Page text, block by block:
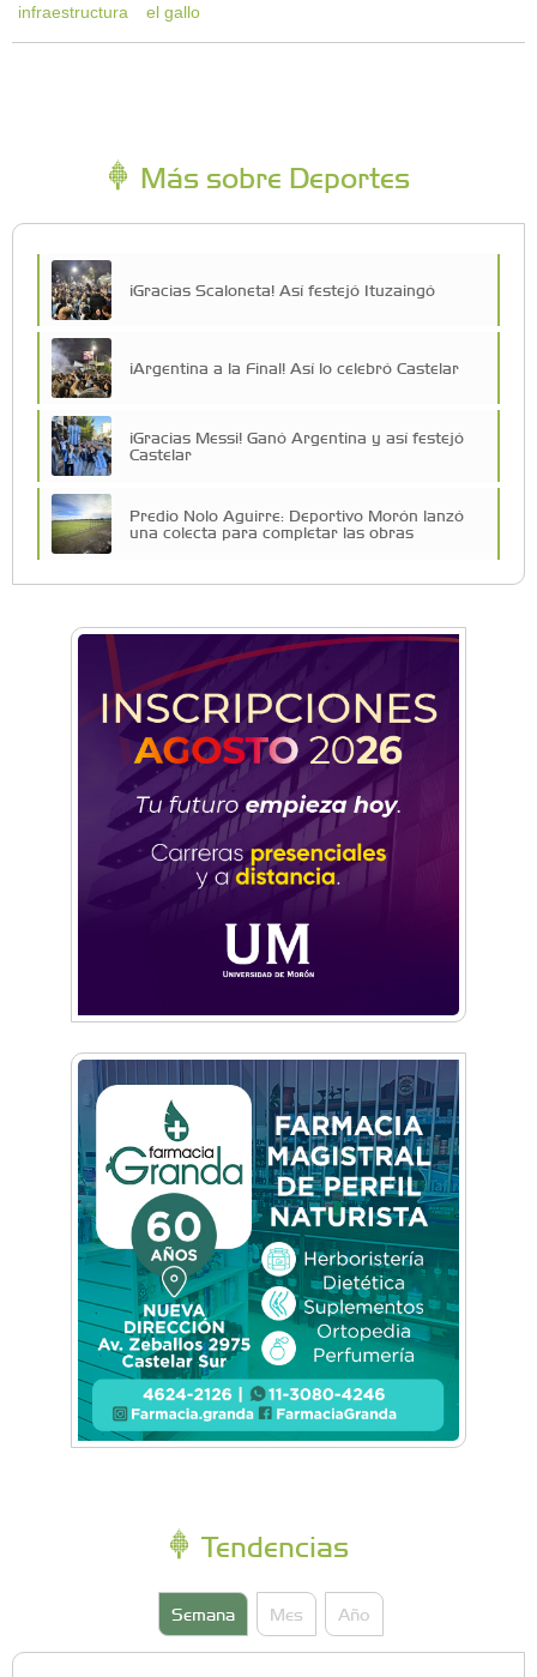
infraestructura
el gallo
Más sobre Deportes
¡Gracias Scaloneta! Así festejó Ituzaingó
¡Argentina a la Final! Así lo celebró Castelar
¡Gracias Messi! Ganó Argentina y así festejó
Castelar
Predio Nolo Aguirre: Deportivo Morón lanzó
una colecta para completar las obras
Facundo Rojas Manera: “Quiero dejar a la
Argentina en lo más alto”
Descubrí la historia desconocida de los arcos
del Club GEI
Club Morón celebró sus 127 años con un
fiestón
Fútbol, familia y solidaridad: 30 años del
Bajo las estrellas: miles de vecinos corrieron
Morón corre de noche: llega la primera edición
del evento atlético en Castelar
Carreras Legendarias reunió autos, motos y
aviones históricos en Campo de Mayo
Tendencias
Semana Mes Año